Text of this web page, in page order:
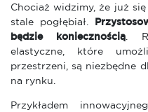
Chociaż widzimy, że już
stale pogłębiał.
będzie koniecznością.
elastyczne, które
przestrzeni, są niezbędne
na rynku.
Przykładem